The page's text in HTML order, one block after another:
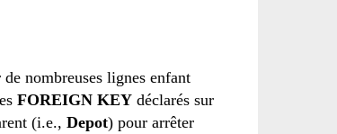
de nombreuses lignes enfant
FOREIGN KEY déclarés sur
(i.e., Depot) pour arrêter